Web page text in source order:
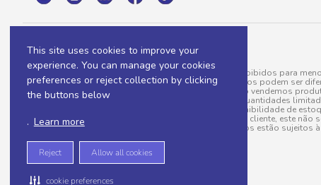
This site uses cookies to improve your
experience. You can manage your cookies
preferences or reject collection by clicking
the buttons below
. Learn more
Reject Allow all cookies
cookie preferences
A venda e o consumo de bebidas alcoólicas são proibidos para
válidas para a loja eletrônica, sendo que seus preços podem ser
para menos, por conta de produtos variáveis; e não vendemos
do pedido. Produtos em promoção possuem quantidades
20/03/97). A venda está diretamente ligada à disponibilidade de
Caso algum produto venha a faltar no pedido do cliente, este
todos os pedidos estão sujeitos